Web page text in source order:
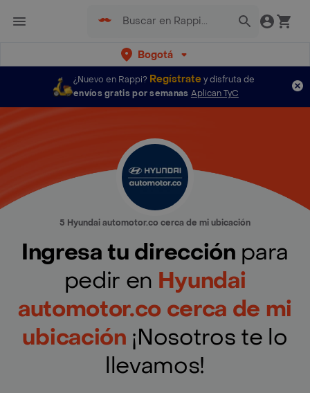
Bogotá
¿Nuevo en Rappi? Regístratey disfruta de
envíos gratis por semanas Aplican TyC
5 Hyundai automotor.co cerca de mi ubicación
Ingresa tu dirección para
pedir en Hyundai
automotor.co cerca de mi
ubicación ¡Nosotros te lo
llevamos!